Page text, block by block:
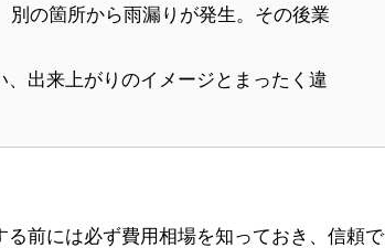
の箇所から雨漏りが発生。その後業
出来上がりのイメージとまったく違
前には必ず費用相場を知っておき、信頼で